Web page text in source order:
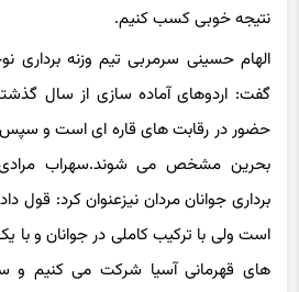
نتیجه خوبی کسب کنیم.
الهام حسینی سرمربی تیم وزنه برداری
گفت: اردوهای آماده سازی از سال
حضور در رقابت های قاره ای است و سپس
بحرین مشخص می شوند.سهراب
برداری جوانان مردان نیزعنوان کرد:
است ولی با ترکیب کاملی در جوانان و با
های قهرمانی آسیا شرکت می کنیم و